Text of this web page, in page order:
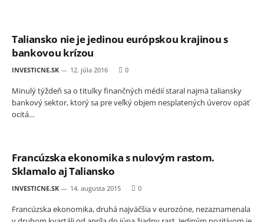
Taliansko nie je jedinou európskou krajinou s
bankovou krízou
INVESTICNE.SK 12. júla 2016 0
Minulý týždeň sa o titulky finančných médií staral najmä taliansky
bankový sektor, ktorý sa pre veľký objem nesplatených úverov opäť
ocitá…
Francúzska ekonomika s nulovým rastom.
Sklamalo aj Taliansko
INVESTICNE.SK 14. augusta 2015 0
Francúzska ekonomika, druhá najväčšia v eurozóne, nezaznamenala